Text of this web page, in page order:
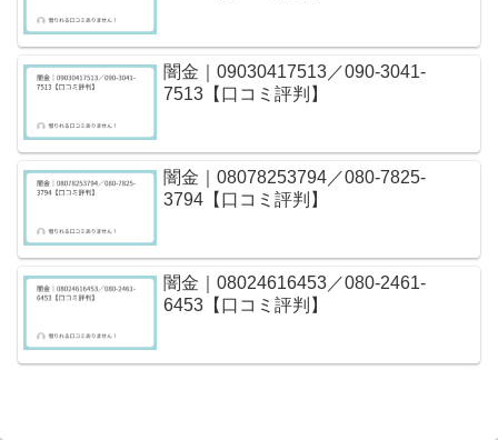
闇金｜09030417513／090-3041-
7513【口コミ評判】
闇金｜08078253794／080-7825-
3794【口コミ評判】
闇金｜08024616453／080-2461-
6453【口コミ評判】